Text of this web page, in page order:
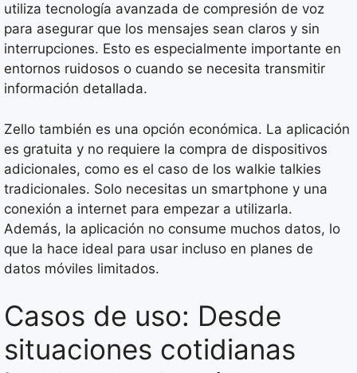
utiliza tecnología avanzada de compresión de voz
para asegurar que los mensajes sean claros y sin
interrupciones. Esto es especialmente importante en
entornos ruidosos o cuando se necesita transmitir
información detallada.
Zello también es una opción económica. La aplicación
es gratuita y no requiere la compra de dispositivos
adicionales, como es el caso de los walkie talkies
tradicionales. Solo necesitas un smartphone y una
conexión a internet para empezar a utilizarla.
Además, la aplicación no consume muchos datos, lo
que la hace ideal para usar incluso en planes de
datos móviles limitados.
Casos de uso: Desde
situaciones cotidianas